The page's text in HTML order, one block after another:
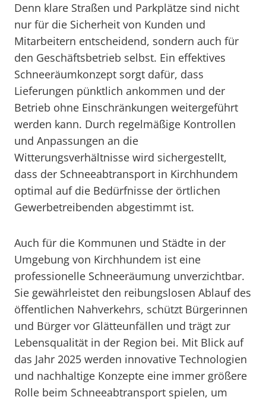
Denn klare Straßen und Parkplätze sind nicht
nur für die Sicherheit von Kunden und
Mitarbeitern entscheidend, sondern auch für
den Geschäftsbetrieb selbst. Ein effektives
Schneeräumkonzept sorgt dafür, dass
Lieferungen pünktlich ankommen und der
Betrieb ohne Einschränkungen weitergeführt
werden kann. Durch regelmäßige Kontrollen
und Anpassungen an die
Witterungsverhältnisse wird sichergestellt,
dass der Schneeabtransport in Kirchhundem
optimal auf die Bedürfnisse der örtlichen
Gewerbetreibenden abgestimmt ist.
Auch für die Kommunen und Städte in der
Umgebung von Kirchhundem ist eine
professionelle Schneeräumung unverzichtbar.
Sie gewährleistet den reibungslosen Ablauf des
öffentlichen Nahverkehrs, schützt Bürgerinnen
und Bürger vor Glätteunfällen und trägt zur
Lebensqualität in der Region bei. Mit Blick auf
das Jahr 2025 werden innovative Technologien
und nachhaltige Konzepte eine immer größere
Rolle beim Schneeabtransport spielen, um